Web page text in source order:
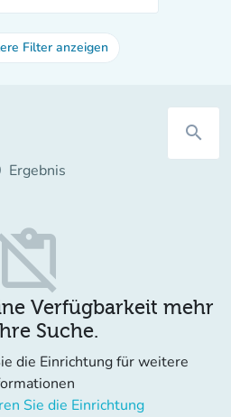
Filter anzeigen
search
Ergebnis
Verfügbarkeit mehr
Suche.
die Einrichtung für weitere
Sie die Einrichtung